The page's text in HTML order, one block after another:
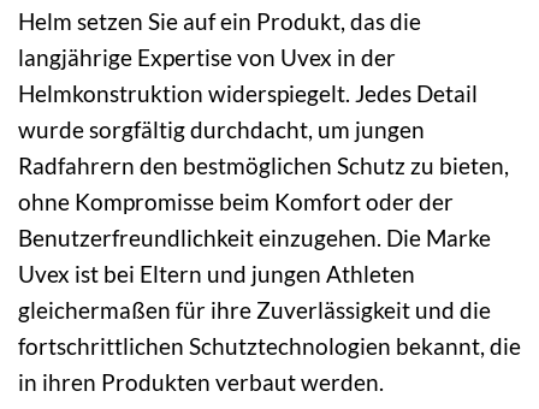
Helm setzen Sie auf ein Produkt, das die
langjährige Expertise von Uvex in der
Helmkonstruktion widerspiegelt. Jedes Detail
wurde sorgfältig durchdacht, um jungen
Radfahrern den bestmöglichen Schutz zu bieten,
ohne Kompromisse beim Komfort oder der
Benutzerfreundlichkeit einzugehen. Die Marke
Uvex ist bei Eltern und jungen Athleten
gleichermaßen für ihre Zuverlässigkeit und die
fortschrittlichen Schutztechnologien bekannt, die
in ihren Produkten verbaut werden.